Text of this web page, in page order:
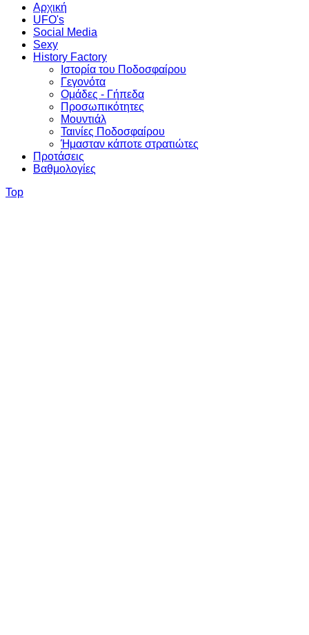
Αρχική
UFO's
Social Media
Sexy
History Factory
Ιστορία του Ποδοσφαίρου
Γεγονότα
Ομάδες - Γήπεδα
Προσωπικότητες
Μουντιάλ
Ταινίες Ποδοσφαίρου
Ήμασταν κάποτε στρατιώτες
Προτάσεις
Βαθμολογίες
Top